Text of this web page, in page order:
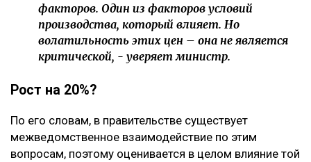
факторов. Один из факторов условий
производства, который влияет. Но
волатильность этих цен – она не является
критической, - уверяет министр.
Рост на 20%?
По его словам, в правительстве существует
межведомственное взаимодействие по этим
вопросам, поэтому оценивается в целом влияние той